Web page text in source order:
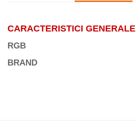
CARACTERISTICI GENERALE
RGB
BRAND